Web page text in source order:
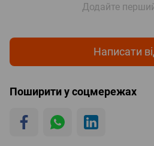
Додайте
Написати
Поширити у соцмережах